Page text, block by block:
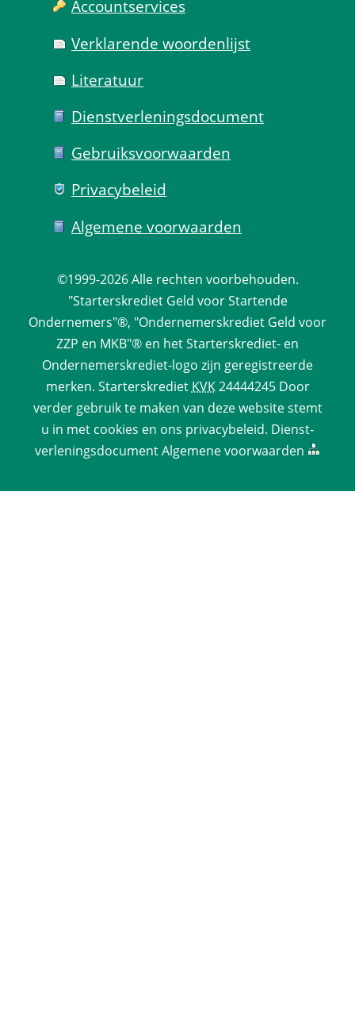
Account­services
Verklarende woorden­lijst
Literatuur
Dienst­verlenings­document
Gebruiks­voorwaarden
Privacy­beleid
Algemene voorwaarden
©1999-2026 Alle rechten voorbehouden.
"Starterskrediet Geld voor Startende
Ondernemers"®, "Ondernemerskrediet Geld voor
ZZP en MKB"® en het Starterskrediet- en
Ondernemerskrediet-logo zijn geregistreerde
merken. Starterskrediet KVK 24444245 Door
verder gebruik te maken van deze website stemt
u in met cookies en ons privacy­beleid. Dienst­
verlenings­documentAlgemene voorwaarden